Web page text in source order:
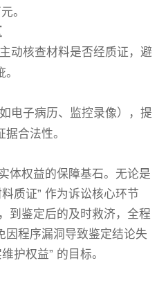
。
动核查材料是否经质证，避
电子病历、监控录像），提
合法性。
体权益的保障基石。无论是
质证” 作为诉讼核心环节
鉴定后的及时救济，全程
因程序漏洞导致鉴定结论失
护权益” 的目标。